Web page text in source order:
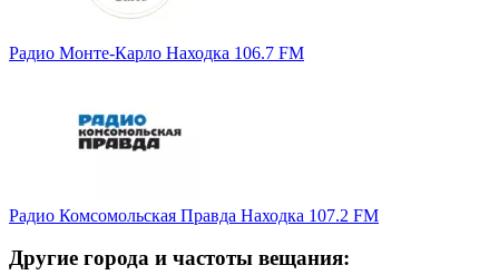
Радио Монте-Карло Находка 106.7 FM
Радио Комсомольская Правда Находка 107.2 FM
Другие города и частоты вещания: